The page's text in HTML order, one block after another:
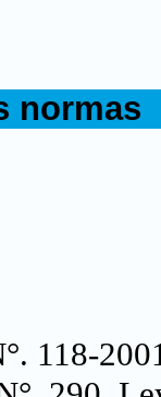
normas
118-